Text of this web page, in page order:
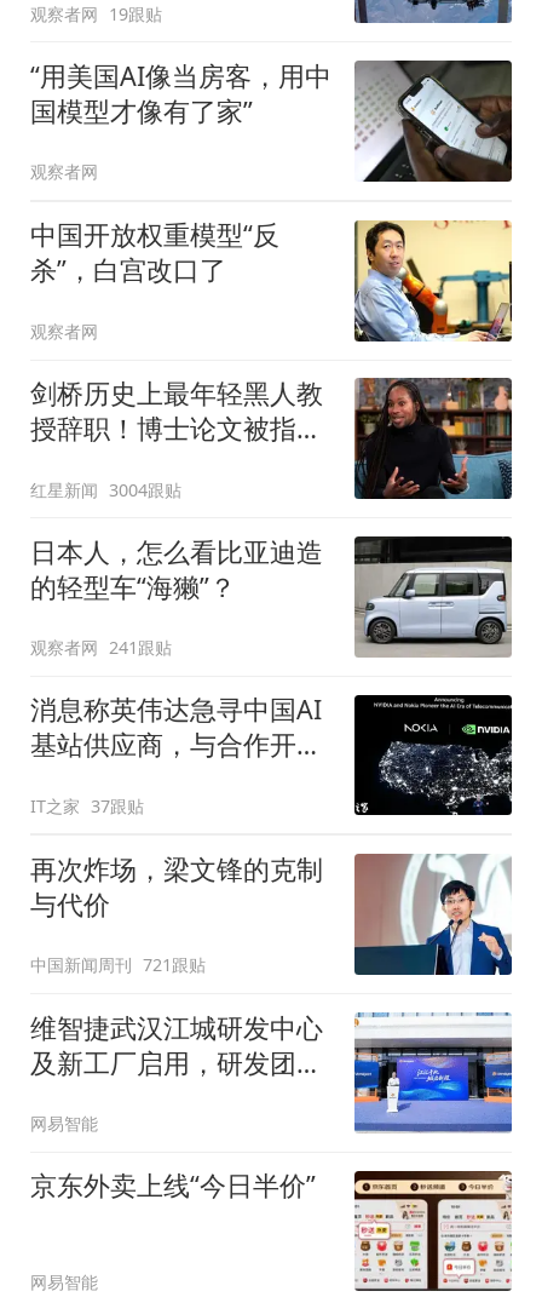
观察者网 19跟贴
“用美国AI像当房客，用中
国模型才像有了家”
观察者网
中国开放权重模型“反
杀”，白宫改口了
观察者网
剑桥历史上最年轻黑人教
授辞职！博士论文被指抄
质疑
红星新闻 3004跟贴
日本人，怎么看比亚迪造
的轻型车“海獭”？
观察者网 241跟贴
消息称英伟达急寻中国AI
基站供应商，与合作开发
IT之家 37跟贴
再次炸场，梁文锋的克制
与代价
中国新闻周刊 721跟贴
维智捷武汉江城研发中心
及新工厂启用，研发团队
网易智能
京东外卖上线“今日半价”
网易智能